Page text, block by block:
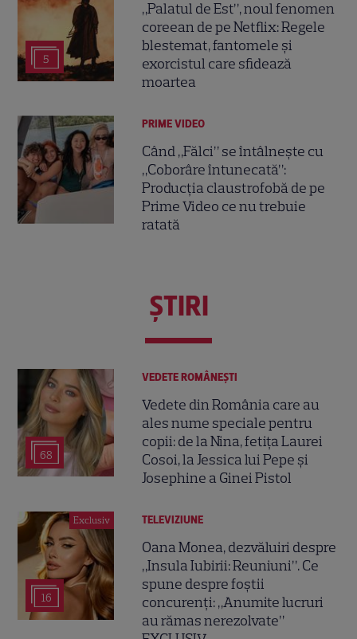
5
„Palatul de Est”, noul fenomen
coreean de pe Netflix: Regele
blestemat, fantomele și
exorcistul care sfidează
moartea
PRIME VIDEO
Când „Fălci” se întâlnește cu
„Coborâre întunecată”:
Producția claustrofobă de pe
Prime Video ce nu trebuie
ratată
ŞTIRI
68
VEDETE ROMÂNEŞTI
Vedete din România care au
ales nume speciale pentru
copii: de la Nina, fetița Laurei
Cosoi, la Jessica lui Pepe și
Josephine a Ginei Pistol
Exclusiv
16
TELEVIZIUNE
Oana Monea, dezvăluiri despre
„Insula Iubirii: Reuniuni”. Ce
spune despre foștii
concurenți: „Anumite lucruri
au rămas nerezolvate”